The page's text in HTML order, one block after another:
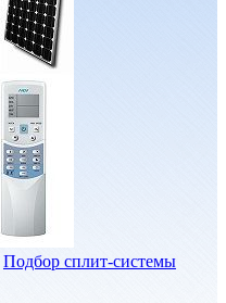
Подбор сплит-системы